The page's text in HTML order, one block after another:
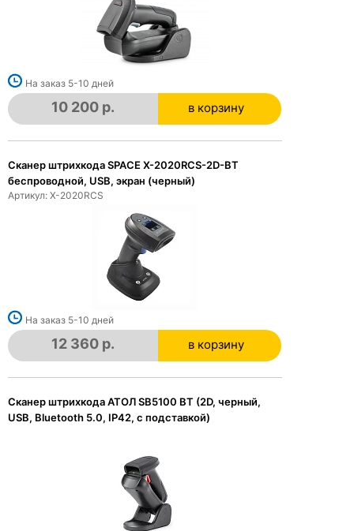
На заказ 5-10 дней
10 200 р. в корзину
в корзине
Сканер штрихкода SPACE X-2020RCS-2D-BT
беспроводной, USB, экран (черный)
Артикул: X-2020RСS
На заказ 5-10 дней
12 360 р. в корзину
в корзине
Сканер штрихкода АТОЛ SB5100 BT (2D, черный,
USB, Bluetooth 5.0, IP42, c подставкой)